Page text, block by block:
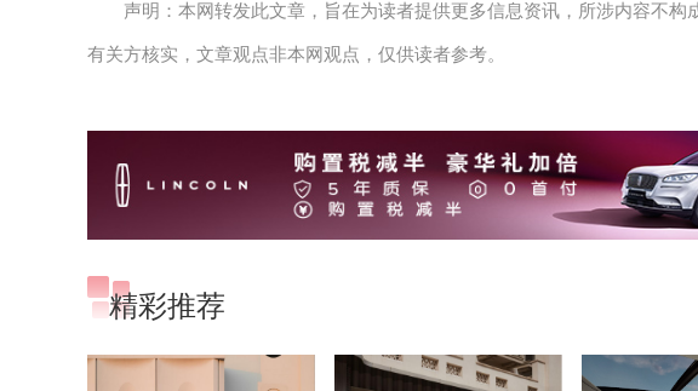
声明：本网转发此文章，旨在为读者提供更多信息资讯，所涉内容不
有关方核实，文章观点非本网观点，仅供读者参考。
精彩推荐